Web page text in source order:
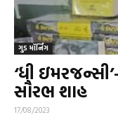
ગુડ મૉર્નિંગ
‘ધી
સૌરભ શાહ
17/08/2023